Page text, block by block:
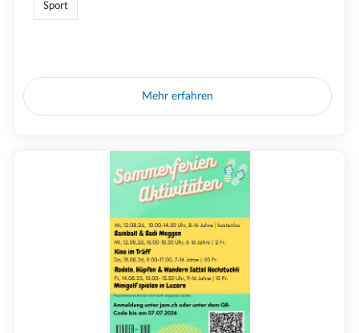
Sport
Mehr erfahren